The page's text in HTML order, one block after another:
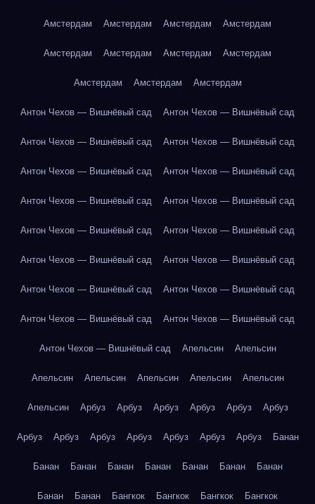
Амстердам Амстердам Амстердам Амстердам
Амстердам Амстердам Амстердам Амстердам
Амстердам Амстердам Амстердам
Антон Чехов — Вишнёвый сад Антон Чехов — Вишнёвый сад
Антон Чехов — Вишнёвый сад Антон Чехов — Вишнёвый сад
Антон Чехов — Вишнёвый сад Антон Чехов — Вишнёвый сад
Антон Чехов — Вишнёвый сад Антон Чехов — Вишнёвый сад
Антон Чехов — Вишнёвый сад Антон Чехов — Вишнёвый сад
Антон Чехов — Вишнёвый сад Антон Чехов — Вишнёвый сад
Антон Чехов — Вишнёвый сад Антон Чехов — Вишнёвый сад
Антон Чехов — Вишнёвый сад Антон Чехов — Вишнёвый сад
Антон Чехов — Вишнёвый сад Апельсин Апельсин
Апельсин Апельсин Апельсин Апельсин Апельсин
Апельсин Арбуз Арбуз Арбуз Арбуз Арбуз Арбуз
Арбуз Арбуз Арбуз Арбуз Арбуз Арбуз Арбуз Банан
Банан Банан Банан Банан Банан Банан Банан
Банан Банан Бангкок Бангкок Бангкок Бангкок